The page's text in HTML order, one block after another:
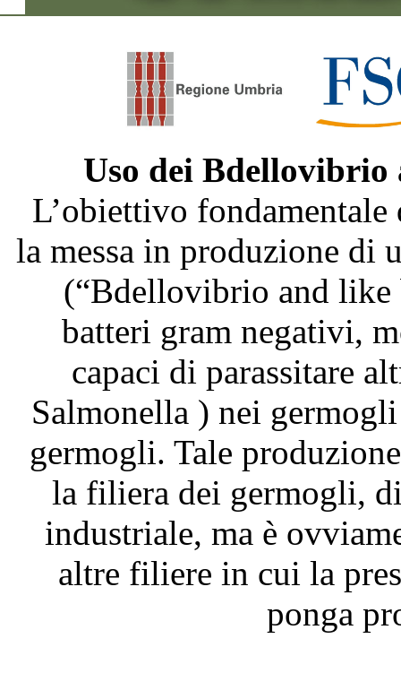
Uso dei
L’obiettivo fondamentale
la messa in produzione di
(“Bdellovibrio and like
batteri gram negativi,
capaci di parassitare
Salmonella ) nei
germogli. Tale
la filiera dei germogli,
industriale, ma è
altre filiere in cui la
ponga